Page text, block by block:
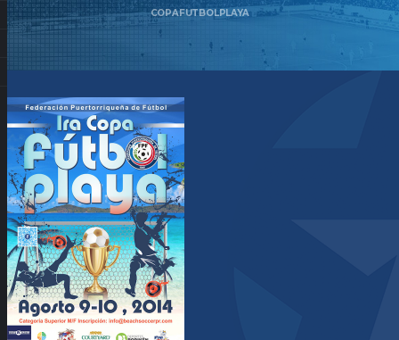
COPAFUTBOLPLAYA